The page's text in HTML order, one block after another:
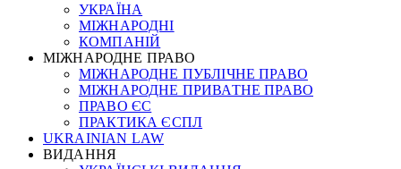
УКРАЇНА
МІЖНАРОДНІ
КОМПАНІЙ
МІЖНАРОДНЕ ПРАВО
МІЖНАРОДНЕ ПУБЛІЧНЕ ПРАВО
МІЖНАРОДНЕ ПРИВАТНЕ ПРАВО
ПРАВО ЄС
ПРАКТИКА ЄСПЛ
UKRAINIAN LAW
ВИДАННЯ